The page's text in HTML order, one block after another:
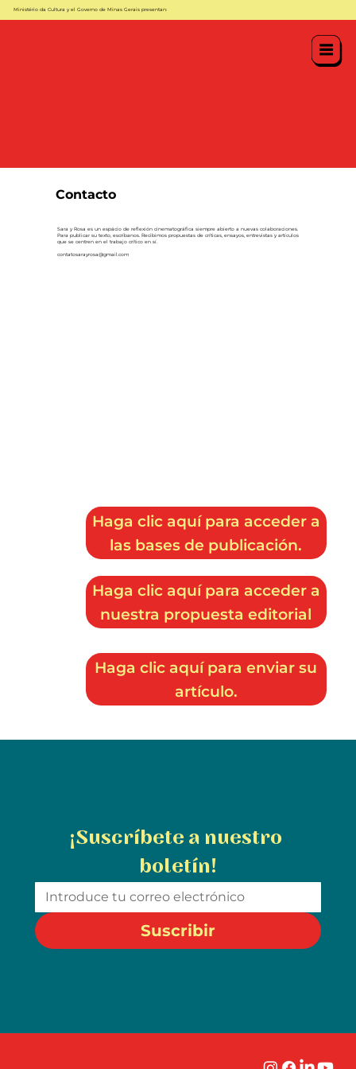
Ministério da Cultura y el Governo de Minas Gerais presentan:
Contacto
Sara y Rosa es un espácio de reflexión cinematográfica siempre abierto a nuevas colaboraciones.
Para publicar su texto, escríbanos. Recibimos propuestas de críticas, ensayos, entrevistas y artículos
que se centren en el trabajo crítico en sí.
contatosarayrosa@gmail.com
Haga clic aquí para acceder a
las bases de publicación.
Haga clic aquí para acceder a
nuestra propuesta editorial
Haga clic aquí para enviar su
artículo.
¡Suscríbete a nuestro
boletín!
Suscribir